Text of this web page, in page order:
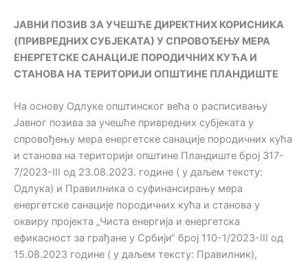
ЈАВНИ ПОЗИВ ЗА УЧЕШЋЕ ДИРЕКТНИХ КОРИСНИКА
(ПРИВРЕДНИХ СУБЈЕКАТА) У СПРОВОЂЕЊУ МЕРА
ЕНЕРГЕТСКЕ САНАЦИЈЕ ПОРОДИЧНИХ КУЋА И
СТАНОВА НА ТЕРИТОРИЈИ ОПШТИНЕ ПЛАНДИШТЕ
На основу Одлуке општинског већа о расписивању
Јавног позива за учешће привредних субјеката у
спровођењу мера енергетске санације породичних кућа
и станова на територији општине Пландиште број 317-
7/2023-III од 23.08.2023. године ( у даљем тексту:
Одлука) и Правилника о суфинансирању мера
енергетске санације породичних кућа и станова у
оквиру пројекта „Чиста енергија и енергетска
ефикасност за грађане у Србији“ број 110-1/2023-III од
15.08.2023 године ( у даљем тексту: Правилник),